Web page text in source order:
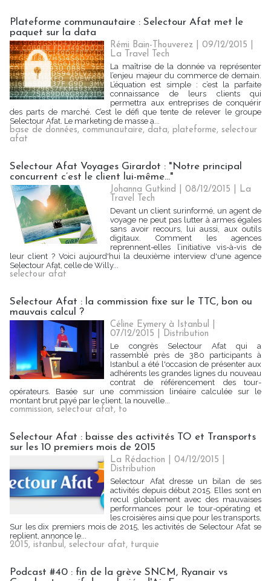
Plateforme communautaire : Selectour Afat met le
paquet sur la data
Rémi Bain-Thouverez | 09/12/2015
La Travel Tech
La maîtrise de la donnée va représenter
l’enjeu majeur du commerce de demain.
L’équation est simple : c’est la parfaite
connaissance de leurs clients qui
permettra aux entreprises de conquérir
des parts de marché. C’est le défi que tente de relever le groupe
Selectour Afat. Le marketing de masse a...
base de données, communautaire, data, plateforme, selectour
afat
Selectour Afat Voyages Girardot : "Notre principal
concurrent c’est le client lui-même…"
Johanna Gutkind | 08/12/2015
La
Travel Tech
Devant un client surinformé, un agent de
voyage ne peut pas lutter à armes égales
sans avoir recours, lui aussi, aux outils
digitaux. Comment les agences
reprennent-elles l’initiative vis-à-vis de
leur client ? Voici aujourd'hui la deuxième interview d'une agence
Selectour Afat, celle de Willy...
selectour afat
Selectour Afat : la commission fixe sur le TTC, bon ou
mauvais calcul ?
Céline Eymery à Istanbul |
07/12/2015
Distribution
Le congrès Selectour Afat qui a
rassemblé près de 380 participants à
Istanbul a été l'occasion de présenter aux
adhérents les grandes lignes du nouveau
contrat de référencement des tour-
opérateurs. Basée sur une commission linéaire calculée sur le
montant brut payé par le client, la nouvelle...
commission, selectour afat, to
Selectour Afat : baisse des activités TO et Transports
sur les 10 premiers mois de 2015
La Rédaction | 04/12/2015
Distribution
Selectour Afat dresse un bilan de ses
activités depuis début 2015. Elles sont en
recul globalement avec des mauvaises
performances pour le tour-opérating et
les croisières ainsi que pour les transports.
Sur les dix premiers mois de 2015, les activités de Selectour Afat se
replient, annonce le...
2015, istanbul, selectour afat, turquie
Podcast #40 : fin de la grève SNCM, Ryanair vs